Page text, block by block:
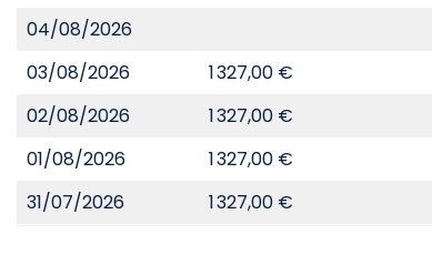
04/08/2026
03/08/2026
1 327,00 €
02/08/2026
1 327,00 €
01/08/2026
1 327,00 €
31/07/2026
1 327,00 €